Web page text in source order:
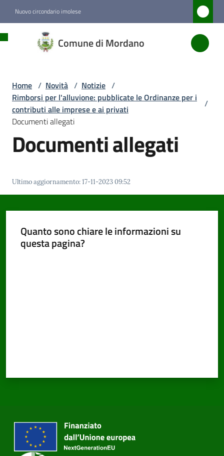
Nuovo circondario imolese
Comune di Mordano
di
Amministrazione
Novità
Menu selezionato
Mordano
argomenti
Seguici
Home / Novità / Notizie /
Rimborsi per l'alluvione: pubblicate le Ordinanze per i
contributi alle imprese e ai privati
/
Documenti allegati
Documenti allegati
Ultimo aggiornamento:17-11-2023 09:52
Quanto sono chiare le informazioni su
questa pagina?